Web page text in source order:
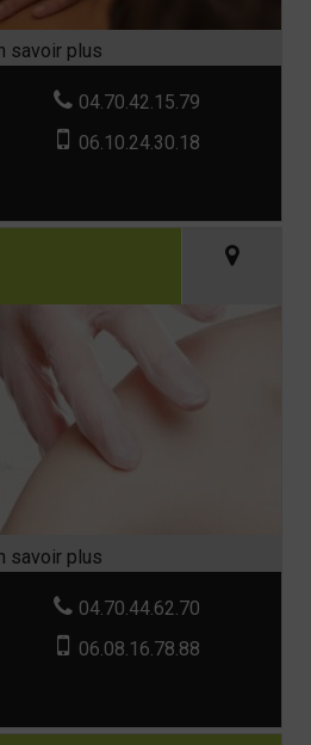
04.70.42.15.79
06.10.24.30.18
04.70.44.62.70
06.08.16.78.88